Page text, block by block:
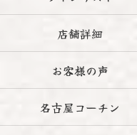
店舗詳細
お客様の声
名古屋コーチン